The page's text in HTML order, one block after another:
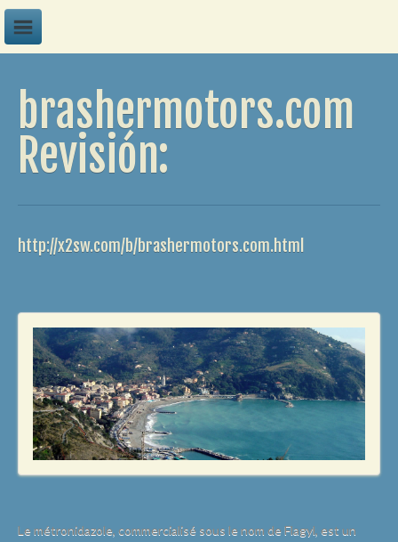
G
P
brashermotors.com
Revisión:
http://x2sw.com/b/brashermotors.com.html
Le métronidazole, commercialisé sous le nom de Flagyl, est un